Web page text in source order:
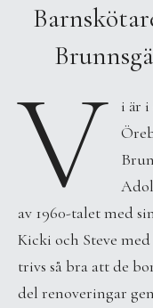
V
i är
av 1960-talet med
Kicki och Steve
trivs så bra att de
del renoveringar